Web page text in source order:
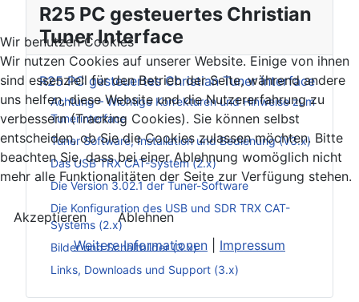
R25 PC gesteuertes Christian
Tuner Interface
R25 PC gesteuertes Christian Tuner Interface
Achtung – Wichtige Korrekturen und Hinweise zum
Tunerinterface
Tuner Software, Installation und Bedienung (V3.x)
Das USB TRX CAT-System (2.x)
Die Version 3.02.1 der Tuner-Software
Die Konfiguration des USB und SDR TRX CAT-
Systems (2.x)
Bilder und Schaltbilder (3.x)
Links, Downloads und Support (3.x)
Wir benutzen Cookies
Wir nutzen Cookies auf unserer Website. Einige von ihnen
sind essenziell für den Betrieb der Seite, während andere
uns helfen, diese Website und die Nutzererfahrung zu
verbessern (Tracking Cookies). Sie können selbst
entscheiden, ob Sie die Cookies zulassen möchten. Bitte
beachten Sie, dass bei einer Ablehnung womöglich nicht
mehr alle Funktionalitäten der Seite zur Verfügung stehen.
Akzeptieren
Ablehnen
Weitere Informationen
Impressum